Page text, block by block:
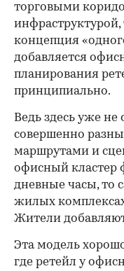
торговыми
инфраструктурой,
концепция
добавляется
планирования
принципиально.
Ведь здесь уже не
совершенно
маршрутами и
офисный кластер
дневные часы, то
жилых
Жители
Эта модель
где ретейл у